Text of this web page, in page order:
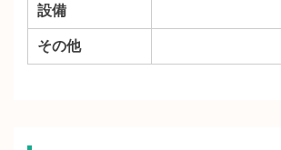
設備
その他